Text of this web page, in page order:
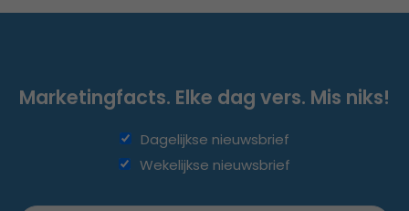
Marketingfacts. Elke dag vers. Mis niks!
Dagelijkse nieuwsbrief
Wekelijkse nieuwsbrief